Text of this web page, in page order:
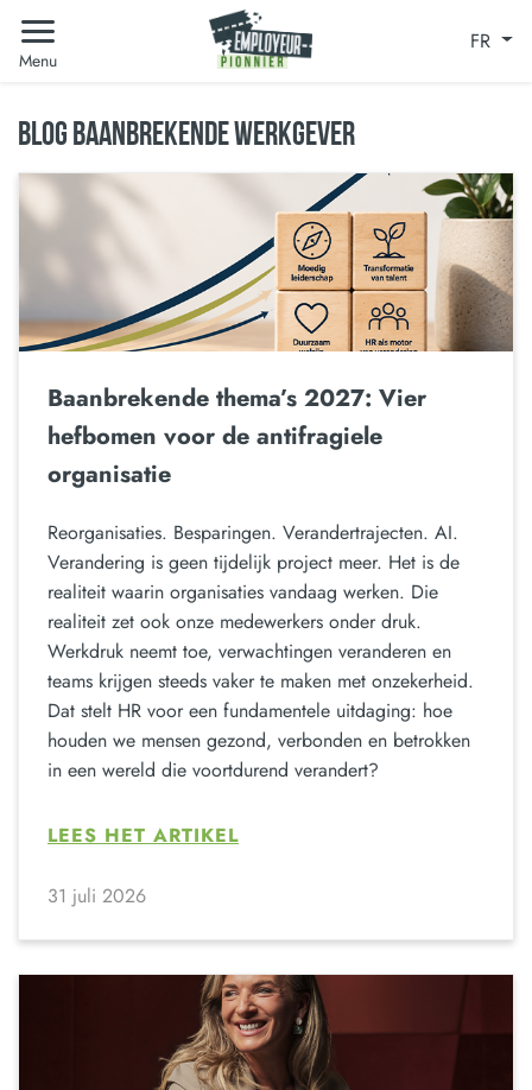
Menu
FR
BLOG BAANBREKENDE WERKGEVER
Baanbrekende thema’s 2027: Vier
hefbomen voor de antifragiele
organisatie
Reorganisaties. Besparingen. Verandertrajecten. AI.
Verandering is geen tijdelijk project meer. Het is de
realiteit waarin organisaties vandaag werken. Die
realiteit zet ook onze medewerkers onder druk.
Werkdruk neemt toe, verwachtingen veranderen en
teams krijgen steeds vaker te maken met onzekerheid.
Dat stelt HR voor een fundamentele uitdaging: hoe
houden we mensen gezond, verbonden en betrokken
in een wereld die voortdurend verandert?
LEES HET ARTIKEL
31 juli 2026